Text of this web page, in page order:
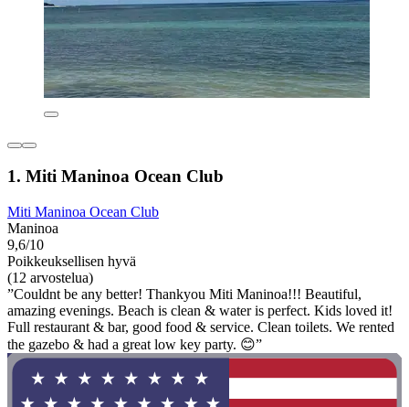
1. Miti Maninoa Ocean Club
Miti Maninoa Ocean Club
Maninoa
9,6/10
Poikkeuksellisen hyvä
(12 arvostelua)
”Couldnt be any better! Thankyou Miti Maninoa!!! Beautiful,
amazing evenings. Beach is clean & water is perfect. Kids loved it!
Full restaurant & bar, good food & service. Clean toilets. We rented
the gazebo & had a great low key party. 😊”